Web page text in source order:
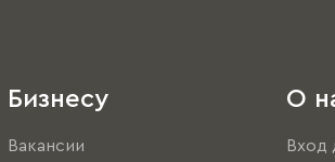
Бизнесу
Вакансии
О
Вход